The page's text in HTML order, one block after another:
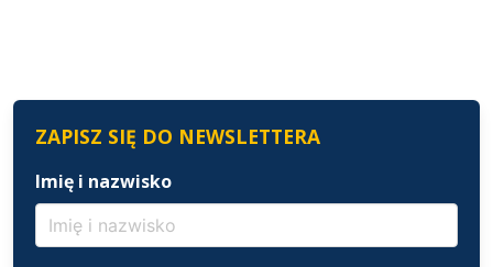
ZAPISZ SIĘ DO NEWSLETTERA
Imię i nazwisko